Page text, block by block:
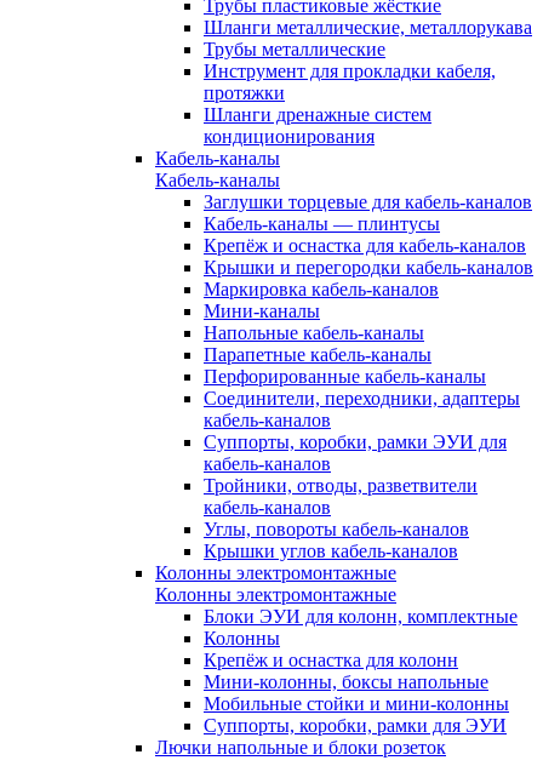
Трубы пластиковые жёсткие
Шланги металлические, металлорукава
Трубы металлические
Инструмент для прокладки кабеля,
протяжки
Шланги дренажные систем
кондиционирования
Кабель-каналы
Кабель-каналы
Заглушки торцевые для кабель-каналов
Кабель-каналы — плинтусы
Крепёж и оснастка для кабель-каналов
Крышки и перегородки кабель-каналов
Маркировка кабель-каналов
Мини-каналы
Напольные кабель-каналы
Парапетные кабель-каналы
Перфорированные кабель-каналы
Соединители, переходники, адаптеры
кабель-каналов
Суппорты, коробки, рамки ЭУИ для
кабель-каналов
Тройники, отводы, разветвители
кабель-каналов
Углы, повороты кабель-каналов
Крышки углов кабель-каналов
Колонны электромонтажные
Колонны электромонтажные
Блоки ЭУИ для колонн, комплектные
Колонны
Крепёж и оснастка для колонн
Мини-колонны, боксы напольные
Мобильные стойки и мини-колонны
Суппорты, коробки, рамки для ЭУИ
Лючки напольные и блоки розеток